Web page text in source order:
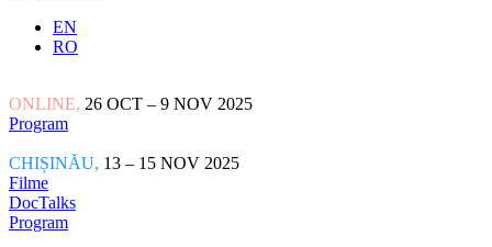
EN
RO
ONLINE, 26 OCT – 9 NOV 2025
Program
CHIȘINĂU, 13 – 15 NOV 2025
Filme
DocTalks
Program